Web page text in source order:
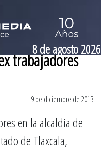
8 de agosto 2026
trabajadores
9 de diciembre de 2013
en la alcaldia de
de Tlaxcala,